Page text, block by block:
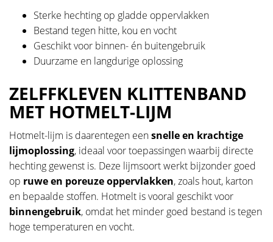
Sterke hechting op gladde oppervlakken
Bestand tegen hitte, kou en vocht
Geschikt voor binnen- én buitengebruik
Duurzame en langdurige oplossing
ZELFFKLEVEN KLITTENBAND
MET HOTMELT-LIJM
Hotmelt-lijm is daarentegen eensnelle en krachtige
lijmoplossing, ideaal voor toepassingen waarbij directe
hechting gewenst is. Deze lijmsoort werkt bijzonder goed
op ruwe en poreuze oppervlakken, zoals hout, karton
en bepaalde stoffen. Hotmelt is vooral geschikt voor
binnengebruik, omdat het minder goed bestand is tegen
hoge temperaturen en vocht.